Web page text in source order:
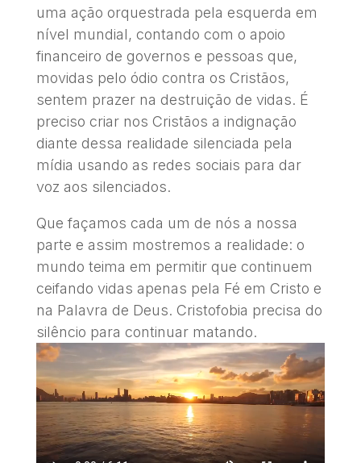
uma ação orquestrada pela esquerda em
nível mundial, contando com o apoio
financeiro de governos e pessoas que,
movidas pelo ódio contra os Cristãos,
sentem prazer na destruição de vidas. É
preciso criar nos Cristãos a indignação
diante dessa realidade silenciada pela
mídia usando as redes sociais para dar
voz aos silenciados.
Que façamos cada um de nós a nossa
parte e assim mostremos a realidade: o
mundo teima em permitir que continuem
ceifando vidas apenas pela Fé em Cristo e
na Palavra de Deus. Cristofobia precisa do
silêncio para continuar matando.